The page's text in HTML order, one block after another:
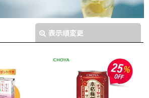
表示順変更